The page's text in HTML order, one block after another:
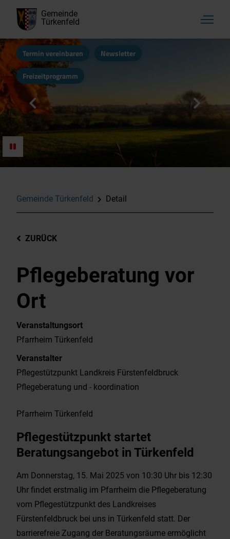
Gemeinde
Türkenfeld
Termin vereinbaren Newsletter
Freizeitprogramm
Gemeinde Türkenfeld Detail
ZURÜCK
Pflegeberatung vor
Ort
Pfarrheim Türkenfeld
Pflegestützpunkt startet
Beratungsangebot in Türkenfeld
Am Donnerstag, 15. Mai 2025 von 10:30 Uhr bis 12:30
Uhr findet erstmalig im Pfarrheim die Pflegeberatung
vom Pflegestützpunkt des Landkreises
Fürstenfeldbruck bei uns in Türkenfeld statt. Der
barrierefreie Zugang der Beratungsräume ermöglicht
Veranstaltungsort
Pfarrheim Türkenfeld
Veranstalter
Pflegestützpunkt Landkreis Fürstenfeldbruck
Pflegeberatung und - koordination